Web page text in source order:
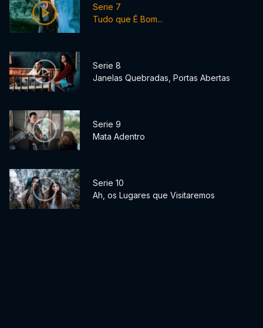
Serie 7
Tudo que É Bom...
Serie 8
Janelas Quebradas, Portas Abertas
Serie 9
Mata Adentro
Serie 10
Ah, os Lugares que Visitaremos